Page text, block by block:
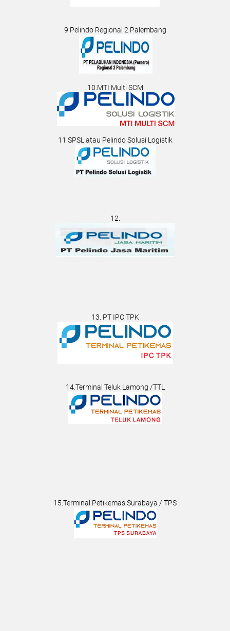
9.Pelindo Regional 2 Palembang
10.MTI Multi SCM
11.SPSL atau Pelindo Solusi Logistik
12.
13. PT IPC TPK
14.Terminal Teluk Lamong /TTL
15.Terminal Petikemas Surabaya / TPS